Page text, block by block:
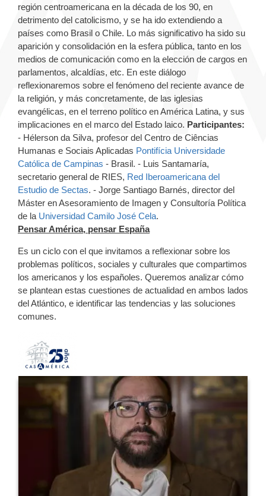
región centroamericana en la década de los 90, en
detrimento del catolicismo, y se ha ido extendiendo a
países como Brasil o Chile. Lo más significativo ha sido su
aparición y consolidación en la esfera pública, tanto en los
medios de comunicación como en la elección de cargos en
parlamentos, alcaldías, etc. En este diálogo
reflexionaremos sobre el fenómeno del reciente avance de
la religión, y más concretamente, de las iglesias
evangélicas, en el terreno político en América Latina, y sus
implicaciones en el marco del Estado laico. Participantes:
- Hélerson da Silva, profesor del Centro de Ciências
Humanas e Sociais Aplicadas Pontifícia Universidade
Católica de Campinas - Brasil. - Luis Santamaría,
secretario general de RIES, Red Iberoamericana del
Estudio de Sectas. - Jorge Santiago Barnés, director del
Máster en Asesoramiento de Imagen y Consultoría Política
de la Universidad Camilo José Cela.
Pensar América, pensar España
Es un ciclo con el que invitamos a reflexionar sobre los
problemas políticos, sociales y culturales que compartimos
los americanos y los españoles. Queremos analizar cómo
se plantean estas cuestiones de actualidad en ambos lados
del Atlántico, e identificar las tendencias y las soluciones
comunes.